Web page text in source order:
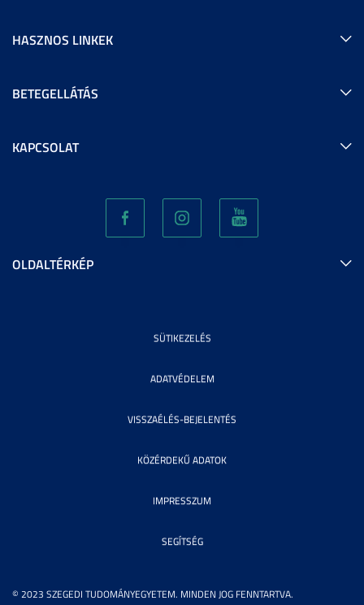
HASZNOS LINKEK
BETEGELLÁTÁS
KAPCSOLAT
OLDALTÉRKÉP
© 2023 SZEGEDI TUDOMÁNYEGYETEM. MINDEN JOG FENNTARTVA.
SÜTIKEZELÉS
ADATVÉDELEM
VISSZAÉLÉS-BEJELENTÉS
KÖZÉRDEKŰ ADATOK
IMPRESSZUM
SEGÍTSÉG